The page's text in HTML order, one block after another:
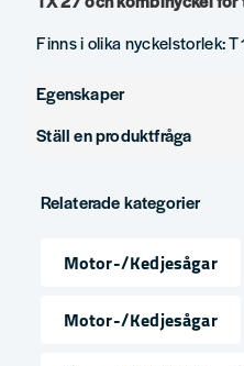
Finns i olika nyckelstorlek: T
Egenskaper
Produkttyp
Ställ en produktfråga
Fråga oss något om denna
Namn
Relaterade kategorier
Motor-/Kedjesågar
Motor-/Kedjesågar